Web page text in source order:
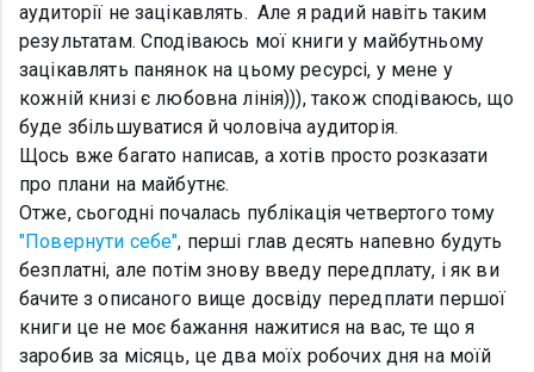
аудиторії не зацікавлять. Але я радий навіть таким
результатам. Сподіваюсь мої книги у майбутньому
зацікавлять панянок на цьому ресурсі, у мене у
кожній книзі є любовна лінія))), також сподіваюсь, що
буде збільшуватися й чоловіча аудиторія.
Щось вже багато написав, а хотів просто розказати
про плани на майбутнє.
Отже, сьогодні почалась публікація четвертого тому
"Повернути себе", перші глав десять напевно будуть
безплатні, але потім знову введу передплату, і як ви
бачите з описаного вище досвіду передплати першої
книги це не моє бажання нажитися на вас, те що я
заробив за місяць, це два моїх робочих дня на моїй